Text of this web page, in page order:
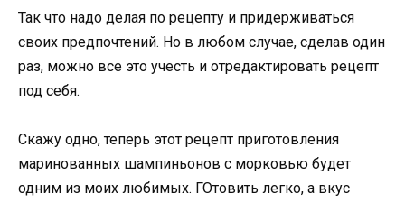
Так что надо делая по рецепту и придерживаться
своих предпочтений. Но в любом случае, сделав один
раз, можно все это учесть и отредактировать рецепт
под себя.
Скажу одно, теперь этот рецепт приготовления
маринованных шампиньонов с морковью будет
одним из моих любимых. ГОтовить легко, а вкус